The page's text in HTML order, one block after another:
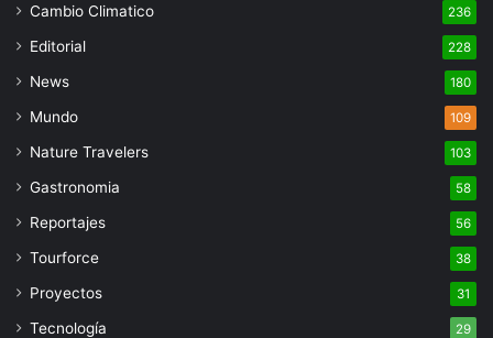
Cambio Climatico 236
Editorial 228
News 180
Mundo 109
Nature Travelers 103
Gastronomia 58
Reportajes 56
Tourforce 38
Proyectos 31
Tecnología 29